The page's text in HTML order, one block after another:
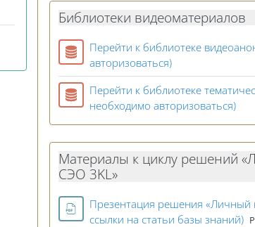
Библиотеки видеоматериалов
Перейти к библиотеке
авторизоваться)База данных
Перейти к библиотеке
необходимо авторизоваться)
Материалы к циклу решений
СЭО 3KL»
Презентация решения «Личный
ссылки на статьи базы знаний)